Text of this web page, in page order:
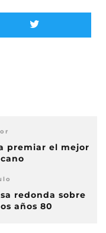
premiar el mejor
redonda sobre
años 80